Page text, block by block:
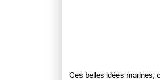
Ces belles idées marines,